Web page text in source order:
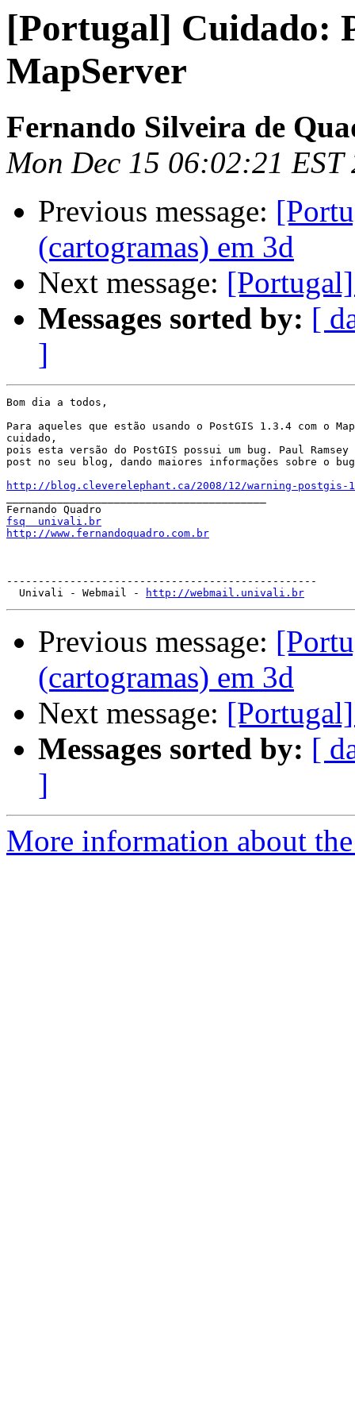
[Portugal] Cuidado:
MapServer
Fernando Silveira de
Mon Dec 15 06:02:21 EST
Previous message:
(cartogramas) em 3d
Next message:
Messages sorted by: [
]
Bom dia a todos,
Para aqueles que estão usando o PostGIS 1.3.4 com o
cuidado,
pois esta versão do PostGIS possui um bug. Paul Ramsey
post no seu blog, dando maiores informações sobre o
http://blog.cleverelephant.ca/2008/12/warning-postgis-
fsq  univali.br
http://www.fernandoquadro.com.br
-------------------------------------------------
  Univali - Webmail -
http://webmail.univali.br
Previous message:
(cartogramas) em 3d
Next message:
Messages sorted by: [
]
More information about